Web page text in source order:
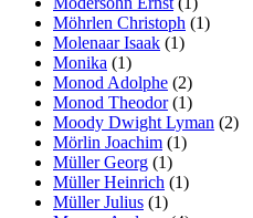
Möhrlen Christoph (1)
Molenaar Isaak (1)
Monika (1)
Monod Adolphe (2)
Monod Theodor(1)
Moody Dwight Lyman (2)
Mörlin Joachim (1)
Müller Georg (1)
Müller Heinrich (1)
Müller Julius (1)